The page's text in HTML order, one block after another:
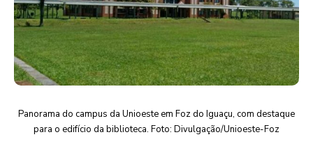
Panorama do campus da Unioeste em Foz do Iguaçu, com destaque
para o edifício da biblioteca. Foto: Divulgação/Unioeste-Foz